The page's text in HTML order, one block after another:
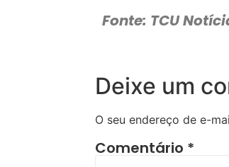
Fonte: TCU
Deixe um
O seu endereço de e-
Comentário *